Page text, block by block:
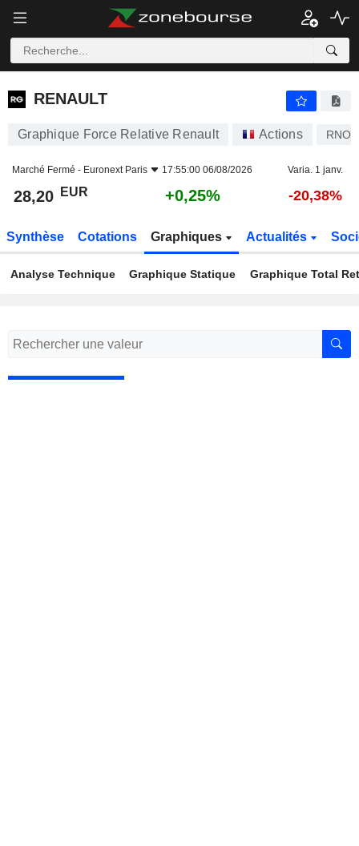
RENAULT
RENAULT
Graphique Force Relative Renault Actions RNO
Marché Fermé - Euronext Paris 17:55:00 06/08/2026 Varia. 1 janv.
28,20 EUR +0,25% -20,38%
Synthèse Cotations Graphiques Actualités
Analyse Technique Graphique Statique Graphique Total